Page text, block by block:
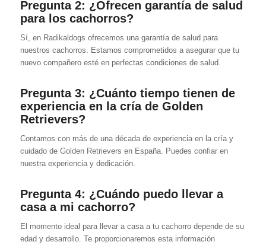
Pregunta 2: ¿Ofrecen garantía de salud
para los cachorros?
Sí, en Radikaldogs ofrecemos una garantía de salud para
nuestros cachorros. Estamos comprometidos a asegurar que tu
nuevo compañero esté en perfectas condiciones de salud.
Pregunta 3: ¿Cuánto tiempo tienen de
experiencia en la cría de Golden
Retrievers?
Contamos con más de una década de experiencia en la cría y
cuidado de Golden Retrievers en España. Puedes confiar en
nuestra experiencia y dedicación.
Pregunta 4: ¿Cuándo puedo llevar a
casa a mi cachorro?
El momento ideal para llevar a casa a tu cachorro depende de su
edad y desarrollo. Te proporcionaremos esta información